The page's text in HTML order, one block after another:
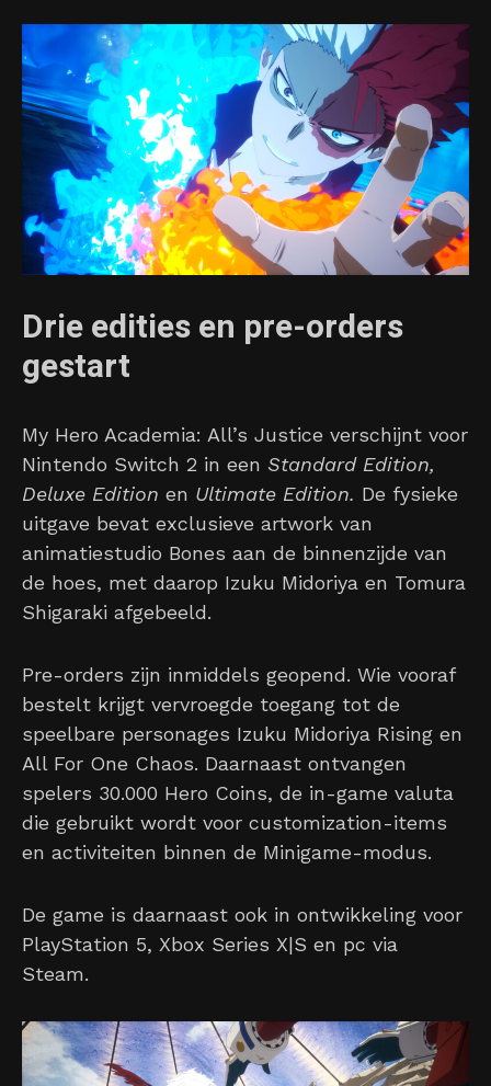
Drie edities en pre-orders
gestart
My Hero Academia: All’s Justice verschijnt voor
Nintendo Switch 2 in een Standard Edition,
Deluxe Edition en Ultimate Edition. De fysieke
uitgave bevat exclusieve artwork van
animatiestudio Bones aan de binnenzijde van
de hoes, met daarop Izuku Midoriya en Tomura
Shigaraki afgebeeld.
Pre-orders zijn inmiddels geopend. Wie vooraf
bestelt krijgt vervroegde toegang tot de
speelbare personages Izuku Midoriya Rising en
All For One Chaos. Daarnaast ontvangen
spelers 30.000 Hero Coins, de in-game valuta
die gebruikt wordt voor customization-items
en activiteiten binnen de Minigame-modus.
De game is daarnaast ook in ontwikkeling voor
PlayStation 5, Xbox Series X|S en pc via
Steam.